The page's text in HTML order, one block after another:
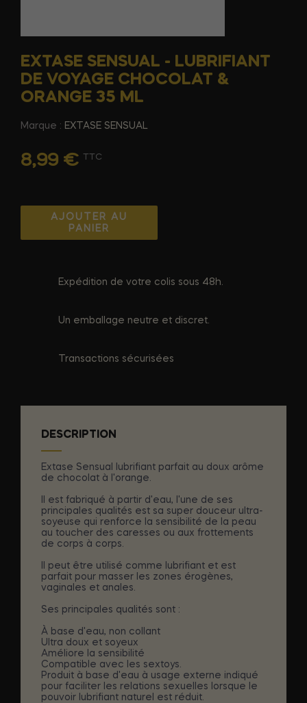
EXTASE SENSUAL - LUBRIFIANT
DE VOYAGE CHOCOLAT &
ORANGE 35 ML
Marque : EXTASE SENSUAL
8,99 € TTC
AJOUTER AU
PANIER
Expédition de votre colis sous 48h.
Un emballage neutre et discret.
Transactions sécurisées
DESCRIPTION
Extase Sensual lubrifiant parfait au doux arôme
de chocolat à l'orange.
Il est fabriqué à partir d'eau, l'une de ses
principales qualités est sa super douceur ultra-
soyeuse qui renforce la sensibilité de la peau
au toucher des caresses ou aux frottements
de corps à corps.
Il peut être utilisé comme lubrifiant et est
parfait pour masser les zones érogènes,
vaginales et anales.
Ses principales qualités sont :
À base d'eau, non collant
Ultra doux et soyeux
Améliore la sensibilité
Compatible avec les sextoys.
Produit à base d'eau à usage externe indiqué
pour faciliter les relations sexuelles lorsque le
pouvoir lubrifiant naturel est réduit.